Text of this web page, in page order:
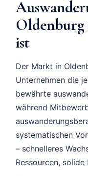
Oldenburg
ist
Der Markt in
Unternehmen die
bewährte
während
systematischen
– schnelleres
Ressourcen, solide